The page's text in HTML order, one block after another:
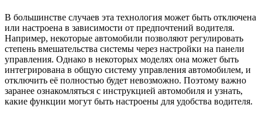
В большинстве случаев эта технология может быть отключена
или настроена в зависимости от предпочтений водителя.
Например, некоторые автомобили позволяют регулировать
степень вмешательства системы через настройки на панели
управления. Однако в некоторых моделях она может быть
интегрирована в общую систему управления автомобилем, и
отключить её полностью будет невозможно. Поэтому важно
заранее ознакомляться с инструкцией автомобиля и узнать,
какие функции могут быть настроены для удобства водителя.